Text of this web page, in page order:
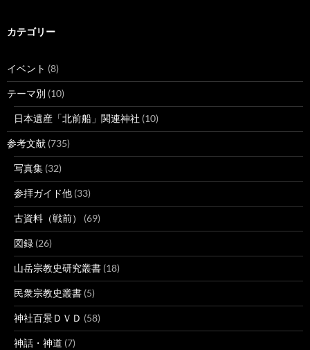
カテゴリー
イベント (8)
テーマ別 (10)
日本遺産「北前船」関連神社 (10)
参考文献 (735)
写真集 (32)
参拝ガイド他 (33)
古資料（戦前） (69)
図録 (26)
山岳宗教史研究叢書 (18)
民衆宗教史叢書 (5)
神社百景ＤＶＤ (58)
神話・神道 (7)